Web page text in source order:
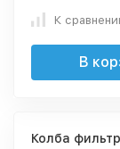
К
В
Колба